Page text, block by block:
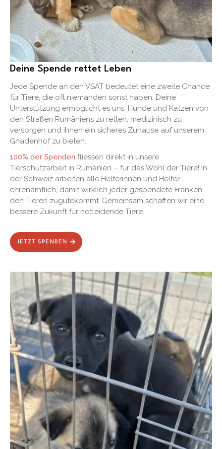
Deine Spende rettet Leben
Jede Spende an den VSAT bedeutet eine zweite Chance
für Tiere, die oft niemanden sonst haben. Deine
Unterstützung ermöglicht es uns, Hunde und Katzen von
den Straßen Rumäniens zu retten, medizinisch zu
versorgen und ihnen ein sicheres Zuhause auf unserem
Gnadenhof zu bieten.
100% der Spenden fliessen direkt in unsere
Tierschutzarbeit in Rumänien – für das Wohl der Tiere! In
der Schweiz arbeiten alle Helferinnen und Helfer
ehrenamtlich, damit wirklich jeder gespendete Franken
den Tieren zugutekommt. Gemeinsam schaffen wir eine
bessere Zukunft für notleidende Tiere.
JETZT SPENDEN